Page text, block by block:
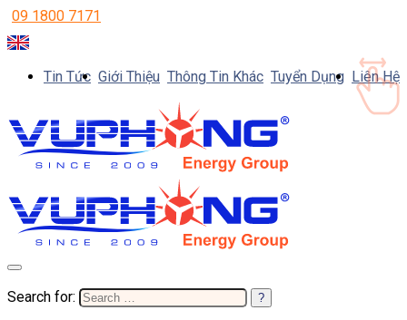
09 1800 7171
Tin Tức Giới Thiệu Thông Tin Khác Tuyển Dụng Liên Hệ
Search for: